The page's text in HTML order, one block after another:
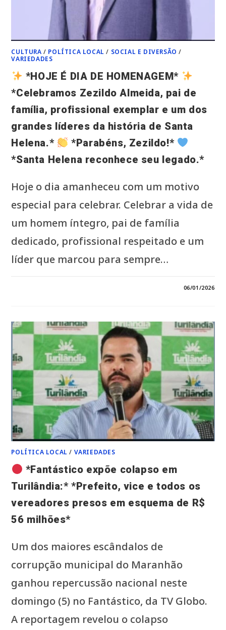
CULTURA / POLÍTICA LOCAL / SOCIAL E DIVERSÃO /
VARIEDADES
*HOJE É DIA DE HOMENAGEM*
*Celebramos Zezildo Almeida, pai de
família, profissional exemplar e um dos
grandes líderes da história de Santa
Helena.*
*Parabéns, Zezildo!*
*Santa Helena reconhece seu legado.*
Hoje o dia amanheceu com um motivo
especial para celebrar. Celebrar a vida de
um homem íntegro, pai de família
dedicado, profissional respeitado e um
líder que marcou para sempre…
06/01/2026
POLÍTICA LOCAL / VARIEDADES
*Fantástico expõe colapso em
Turilândia:* *Prefeito, vice e todos os
vereadores presos em esquema de R$
56 milhões*
Um dos maiores escândalos de
corrupção municipal do Maranhão
ganhou repercussão nacional neste
domingo (5) no Fantástico, da TV Globo.
A reportagem revelou o colapso